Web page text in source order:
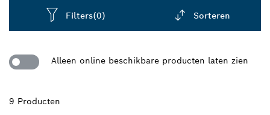
Filters(0) Sorteren
Alleen online beschikbare producten laten zien
9 Producten